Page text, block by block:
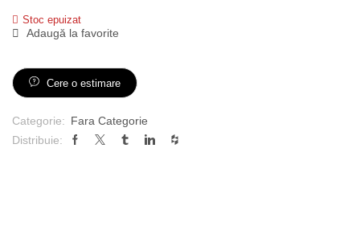
Stoc epuizat
Adaugă la favorite
Cere o estimare
Categorie: Fara Categorie
Distribuie: